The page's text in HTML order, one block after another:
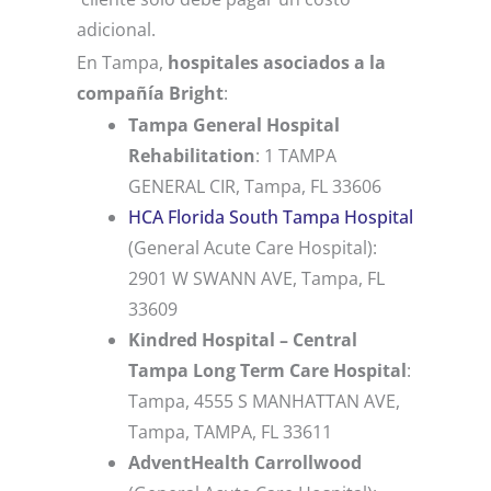
adicional.
En Tampa, hospitales asociados a la
compañía Bright:
Tampa General Hospital
Rehabilitation: 1 TAMPA
GENERAL CIR, Tampa, FL 33606
HCA Florida South Tampa Hospital
(General Acute Care Hospital):
2901 W SWANN AVE, Tampa, FL
33609
Kindred Hospital – Central
Tampa Long Term Care Hospital:
Tampa, 4555 S MANHATTAN AVE,
Tampa, TAMPA, FL 33611
AdventHealth Carrollwood